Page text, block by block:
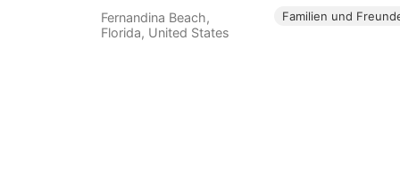
Fernandina Beach,
Florida, United States
Familien und